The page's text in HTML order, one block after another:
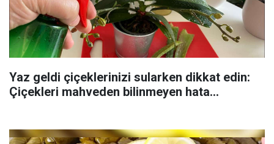
Yaz geldi çiçeklerinizi sularken dikkat edin:
Çiçekleri mahveden bilinmeyen hata...